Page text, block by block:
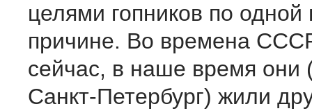
целями гопников по одной
причине. Во времена
сейчас, в наше время они
Санкт-Петербург) жили